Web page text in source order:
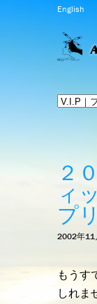
English
２
ィ
プ
2002年11
もうす
しれま